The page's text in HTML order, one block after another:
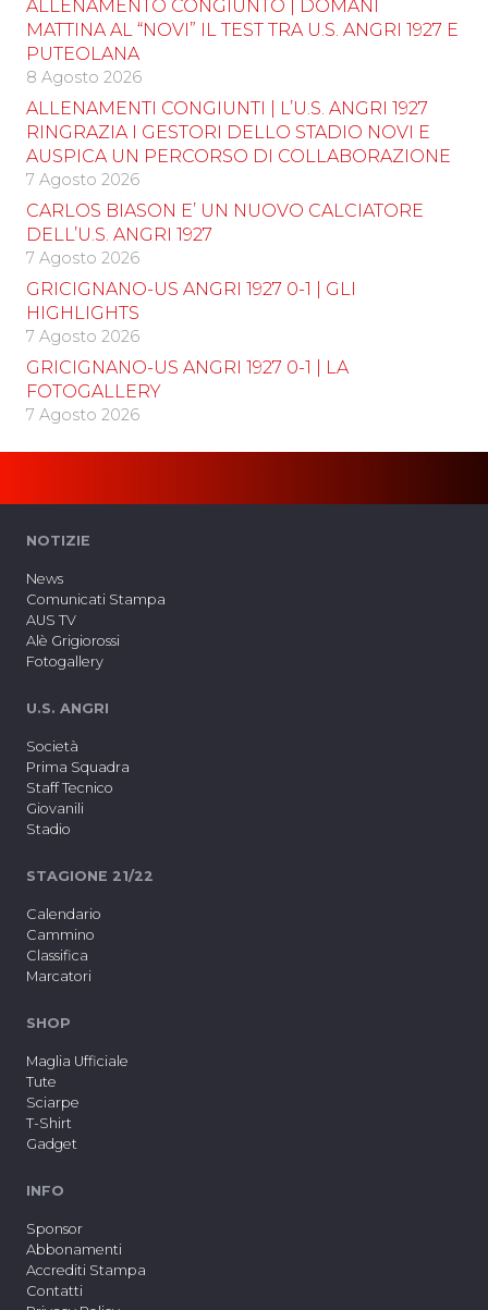
ALLENAMENTO CONGIUNTO | DOMANI
MATTINA AL “NOVI” IL TEST TRA U.S. ANGRI 1927 E
PUTEOLANA
8 Agosto 2026
ALLENAMENTI CONGIUNTI | L’U.S. ANGRI 1927
RINGRAZIA I GESTORI DELLO STADIO NOVI E
AUSPICA UN PERCORSO DI COLLABORAZIONE
7 Agosto 2026
CARLOS BIASON E’ UN NUOVO CALCIATORE
DELL’U.S. ANGRI 1927
7 Agosto 2026
GRICIGNANO-US ANGRI 1927 0-1 | GLI
HIGHLIGHTS
7 Agosto 2026
GRICIGNANO-US ANGRI 1927 0-1 | LA
FOTOGALLERY
7 Agosto 2026
NOTIZIE
News
Comunicati Stampa
AUS TV
Alè Grigiorossi
Fotogallery
U.S. ANGRI
Società
Prima Squadra
Staff Tecnico
Giovanili
Stadio
STAGIONE 21/22
Calendario
Cammino
Classifica
Marcatori
SHOP
Maglia Ufficiale
Tute
Sciarpe
T-Shirt
Gadget
INFO
Sponsor
Abbonamenti
Accrediti Stampa
Contatti